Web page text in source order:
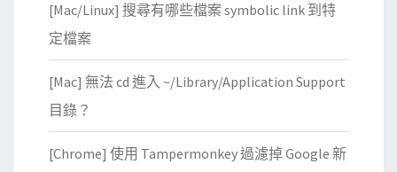
[Mac/Linux] 搜尋有哪些檔案 symbolic link 到特
定檔案
[Mac] 無法 cd 進入 ~/Library/Application Support
目錄？
[Chrome] 使用 Tampermonkey 過濾掉 Google 新